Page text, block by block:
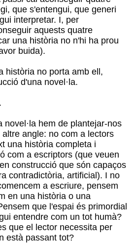
que s'entengui, que generi
interpretar. I, per
aquests quatre
una història no n'hi ha prou
buida).
història no porta amb ell,
d'una novel·la.
novel·la hem de plantejar-nos
angle: no com a lectors
una història completa i
com a escriptors (que veuen
construcció que són capaços
contradictòria, artificial). I no
a escriure, pensem
en una història o una
que l'espai és primordial
entendre com un tot humà?
que el lector necessita per
està passant tot?